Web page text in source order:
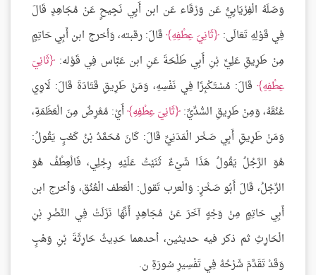
وَصَلَهُ الْفِرْيَابِيُّ عَن وَرْقَاء عَن ابن أَبِي نَجِيحٍ عَنْ مُجَاهِدٍ قَالَ
فِي قَوْلِهِ تَعَالَى: ثَانِيَ عِطْفِهِ قَالَ: رقبته، وَأخرج ابن أَبِي حَاتِمٍ
مِنْ طَرِيقِ عَلِيِّ بْنِ أَبِي طَلْحَةَ عَنِ ابن عَبَّاس فِي قَوْله: ثَانِيَ
عِطْفِهِ قَالَ: مُسْتَكْبِرًا فِي نَفْسِهِ، وَمَنْ طَرِيقِ قَتَادَةَ قَالَ: لَاوِي
عُنُقَهُ، وَمِنْ طَرِيقِ السُّدِّيِّ: ثَانِيَ عِطْفِهِ أَيْ: مُعْرِضٌ مِنَ الْعَظَمَةِ،
وَمَنْ طَرِيقِ أَبِي صَخْر الْمَدَنِيِّ قَالَ: كَانَ مُحَمَّدُ بْنُ كَعْبٍ يَقُولُ:
هُوَ الرَّجُلُ يَقُولُ هَذَا شَيْءٌ ثَنَيْتُ عَلَيْهِ رِجْلِي، فَالْعِطْفُ هُوَ
الرِّجْلُ، قَالَ أَبُو صَخْرٍ: وَالْعرب تَقول: الْعَطف الْعُنُق، وَأخرج ابن
أَبِي حَاتِمٍ مِنْ وَجْهٍ آخَرَ عَنْ مُجَاهِدٍ أَنَّهَا نَزَلَتْ فِي النَّضْرِ بْنِ
الْحَارِثِ ثم ذكر فيه حديثين، أحدهما حَدِيثُ حَارِثَةَ بْنِ وَهْبٍ
وَقَدْ تَقَدَّمَ شَرْحُهُ فِي تَفْسِيرِ سُورَةِ ن.